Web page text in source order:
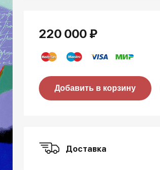
220 000 ₽
Цена за багет
Добавить в корзину
Доставка